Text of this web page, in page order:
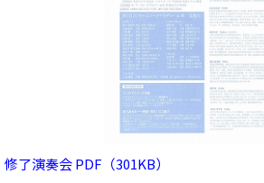
修了演奏会 PDF（301KB）